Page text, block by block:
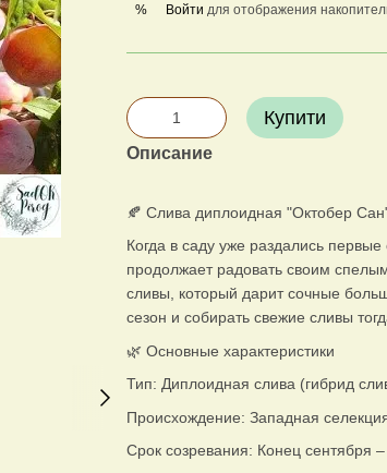
% Войти для отображения
Купити
Описание
🍂 Слива диплоидная "Октобер
Когда в саду уже раздались
продолжает радовать своим
сливы, который дарит сочные
сезон и собирать свежие сливы
🌿 Основные характеристики
Тип: Диплоидная слива (гибрид
Происхождение: Западная
Срок созревания: Конец сентября